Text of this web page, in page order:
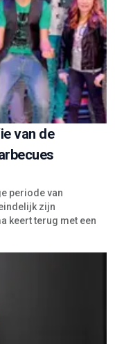
van de
periode van
zijn
keert terug met een